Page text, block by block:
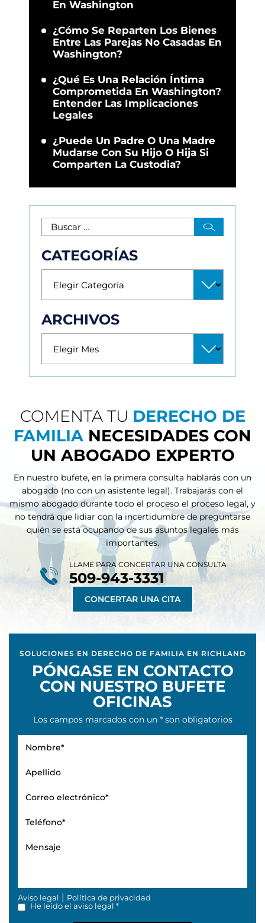
En Washington
¿Cómo Se Reparten Los Bienes
Entre Las Parejas No Casadas En
Washington?
¿Qué Es Una Relación Íntima
Comprometida En Washington?
Entender Las Implicaciones
Legales
¿Puede Un Padre O Una Madre
Mudarse Con Su Hijo O Hija Si
Comparten La Custodia?
CATEGORÍAS
ARCHIVOS
COMENTA TU DERECHO DE
FAMILIA NECESIDADES CON
UN ABOGADO EXPERTO
En nuestro bufete, en la primera consulta hablarás con un
abogado (no con un asistente legal). Trabajarás con el
mismo abogado durante todo el proceso el proceso legal, y
no tendrá que lidiar con la incertidumbre de preguntarse
quién se está ocupando de sus asuntos legales más
importantes.
CONCERTAR UNA CITA
LLAME PARA CONCERTAR UNA CONSULTA
509-943-3331
SOLUCIONES EN DERECHO DE FAMILIA EN RICHLAND
PÓNGASE EN CONTACTO
CON NUESTRO BUFETE
OFICINAS
Los campos marcados con un * son obligatorios
Aviso legal | Política de privacidad
He leído el aviso legal *